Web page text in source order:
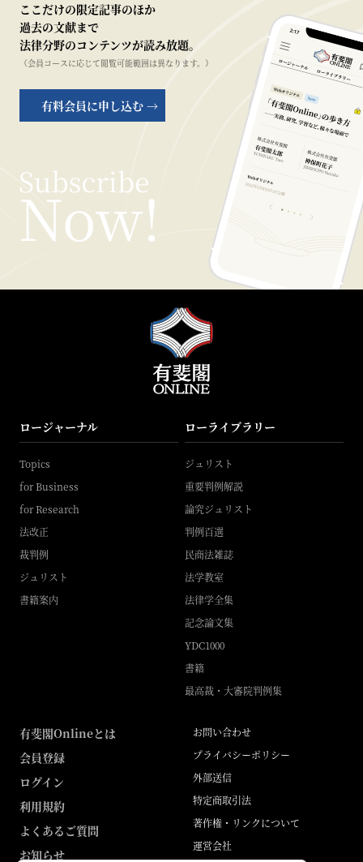
ここだけの限定記事のほか
過去の文献まで
法律分野のコンテンツが読み放題。
（会員コースに応じて閲覧可能範囲は異なります。）
有料会員に申し込む →
ロージャーナル
Topics
for Business
for Research
法改正
裁判例
ジュリスト
書籍案内
ローライブラリー
ジュリスト
重要判例解説
論究ジュリスト
判例百選
民商法雑誌
法学教室
法律学全集
記念論文集
YDC1000
書籍
最高裁・大審院判例集
有斐閣Onlineとは
会員登録
ログイン
利用規約
よくあるご質問
お知らせ
お問い合わせ
プライバシーポリシー
外部送信
特定商取引法
著作権・リンクについて
運営会社